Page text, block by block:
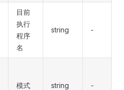
目前
执行
程序
名
string -
模式 string -